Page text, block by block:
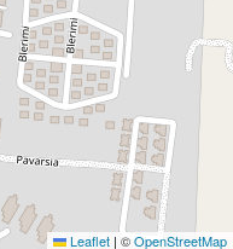
Leaflet | ©OpenStreetMap